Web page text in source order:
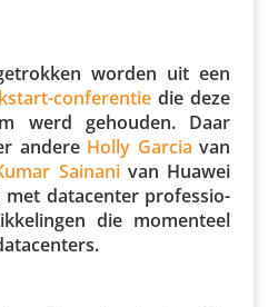
worden uit een
confe­rentiedie deze
werd gehouden. Daar
andere Holly Garcia van
Sainanivan Huawei
met data­center profes­si­o­
die momenteel